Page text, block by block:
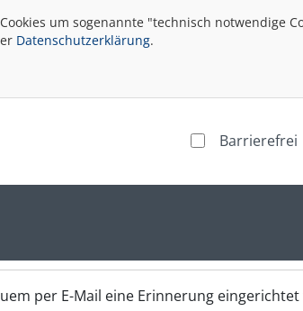
um sogenannte "technisch notwendige
Datenschutzerklärung.
Barrierefrei
per E-Mail eine Erinnerung